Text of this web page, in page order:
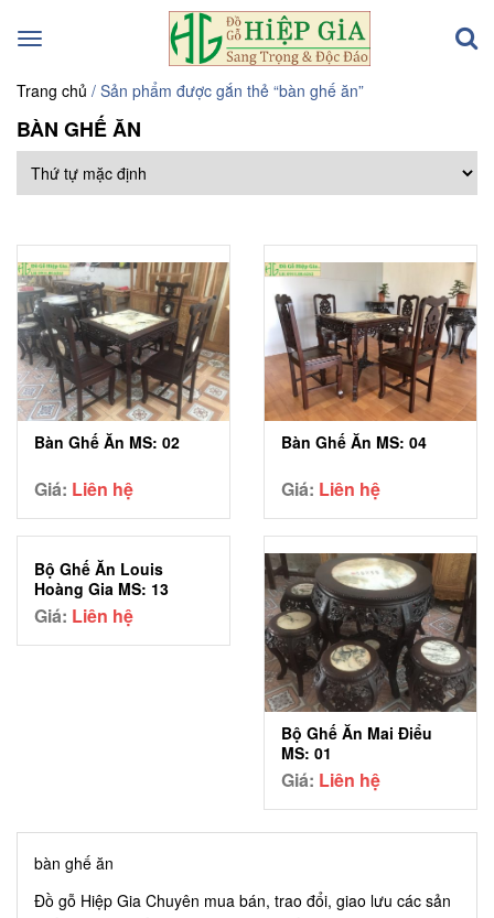
Toggle
Trang chủ / Sản phẩm được gắn thẻ “bàn ghế ăn”
BÀN GHẾ ĂN
Bàn Ghế Ăn MS: 02
Giá: Liên hệ
Bàn Ghế Ăn MS: 04
Giá: Liên hệ
Bộ Ghế Ăn Louis
Hoàng Gia MS: 13
Giá: Liên hệ
Bộ Ghế Ăn Mai Điểu
MS: 01
Giá: Liên hệ
bàn ghế ăn
Đồ gỗ Hiệp Gia Chuyên mua bán, trao đổi, giao lưu các sản